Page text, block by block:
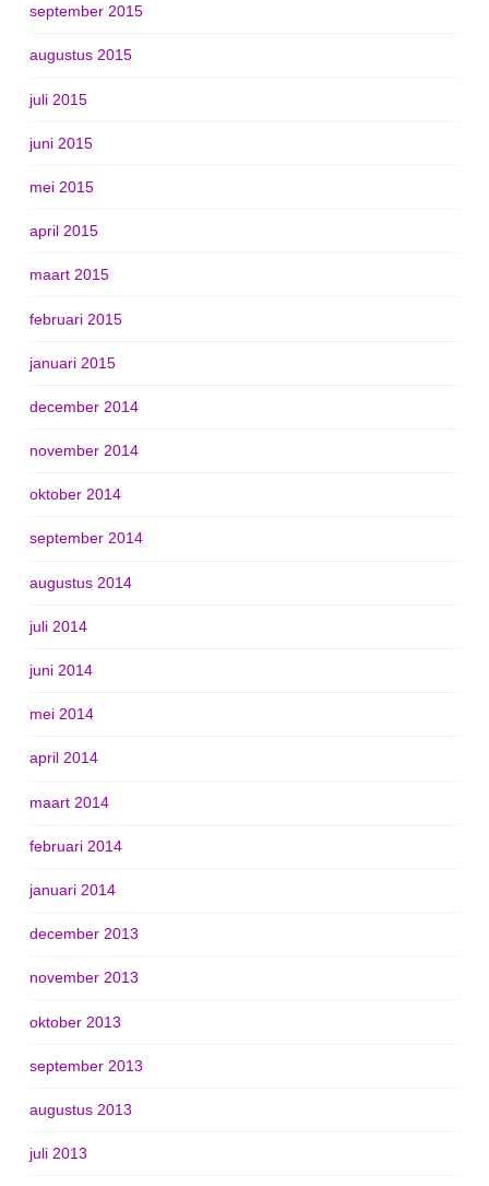
september 2015
augustus 2015
juli 2015
juni 2015
mei 2015
april 2015
maart 2015
februari 2015
januari 2015
december 2014
november 2014
oktober 2014
september 2014
augustus 2014
juli 2014
juni 2014
mei 2014
april 2014
maart 2014
februari 2014
januari 2014
december 2013
november 2013
oktober 2013
september 2013
augustus 2013
juli 2013